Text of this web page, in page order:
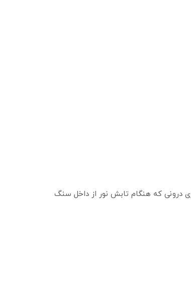
درونی که هنگام تابش نور از داخل سنگ